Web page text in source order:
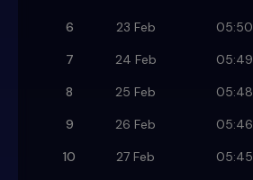
6
23 Feb 05:50
7
24 Feb 05:49
8
25 Feb 05:48
9
26 Feb 05:46
10
27 Feb 05:45